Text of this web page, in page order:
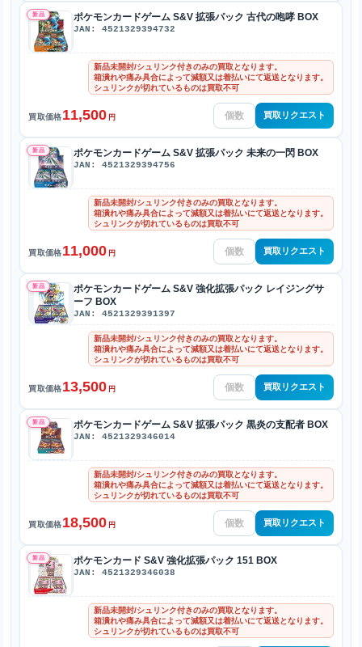
新品 ポケモンカードゲーム S&V 拡張パック 古代の咆哮 BOX
JAN: 4521329394732
新品未開封/シュリンク付きのみの買取となります。
箱潰れや痛み具合によって減額又は着払いにて返送となります。
シュリンクが切れているものは買取不可
買取価格11,500 円 買取リクエスト
新品 ポケモンカードゲーム S&V 拡張パック 未来の一閃 BOX
JAN: 4521329394756
新品未開封/シュリンク付きのみの買取となります。
箱潰れや痛み具合によって減額又は着払いにて返送となります。
シュリンクが切れているものは買取不可
買取価格11,000 円 買取リクエスト
新品
ポケモンカードゲーム S&V 強化拡張パック レイジングサ
ーフ BOX
JAN: 4521329391397
新品未開封/シュリンク付きのみの買取となります。
箱潰れや痛み具合によって減額又は着払いにて返送となります。
シュリンクが切れているものは買取不可
買取価格13,500 円 買取リクエスト
新品 ポケモンカードゲーム S&V 拡張パック 黒炎の支配者 BOX
JAN: 4521329346014
新品未開封/シュリンク付きのみの買取となります。
箱潰れや痛み具合によって減額又は着払いにて返送となります。
シュリンクが切れているものは買取不可
買取価格18,500 円 買取リクエスト
新品 ポケモンカード S&V 強化拡張パック 151 BOX
JAN: 4521329346038
新品未開封/シュリンク付きのみの買取となります。
箱潰れや痛み具合によって減額又は着払いにて返送となります。
シュリンクが切れているものは買取不可